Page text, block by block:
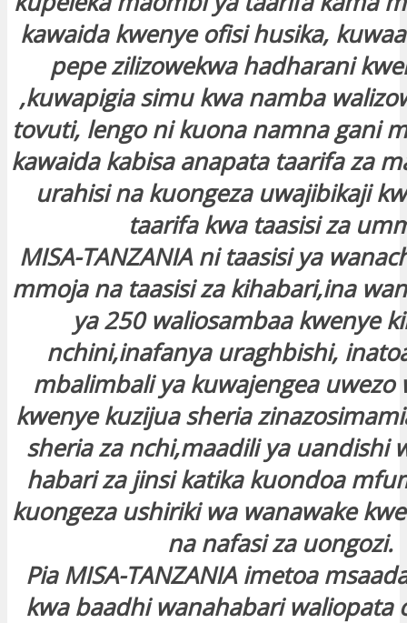
kawaida kwenye ofisi husika,
pepe zilizowekwa hadharani
,kuwapigia simu kwa namba
tovuti, lengo ni kuona namna gani
kawaida kabisa anapata taarifa za
urahisi na kuongeza uwajibikaji
taarifa kwa taasisi za
MISA-TANZANIA ni taasisi ya
mmoja na taasisi za kihabari,ina
ya 250 waliosambaa kwenye
nchini,inafanya uraghbishi,
mbalimbali ya kuwajengea uwezo
kwenye kuzijua sheria
sheria za nchi,maadili ya uandishi
habari za jinsi katika kuondoa
kuongeza ushiriki wa wanawake
na nafasi za uongozi.
Pia MISA-TANZANIA imetoa
kwa baadhi wanahabari waliopata